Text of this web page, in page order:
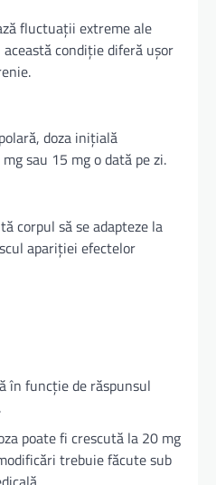
fluctuații extreme ale
condiție diferă ușor
doza inițială
sau 15 mg o dată pe zi.
corpul să se adapteze la
apariției efectelor
în funcție de răspunsul
poate fi crescută la 20 mg
trebuie făcute sub